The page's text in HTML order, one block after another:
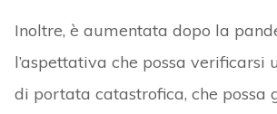
Inoltre, è aumentata dopo la
l’aspettativa che possa verificarsi
di portata catastrofica, che possa